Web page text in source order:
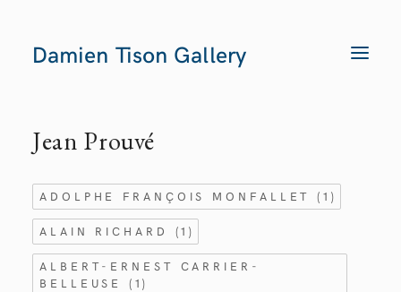
T
Damien Tison Gallery
Jean Prouvé
ADOLPHE FRANÇOIS MONFALLET(1)
ALAIN RICHARD (1)
ALBERT-ERNEST CARRIER-
BELLEUSE(1)